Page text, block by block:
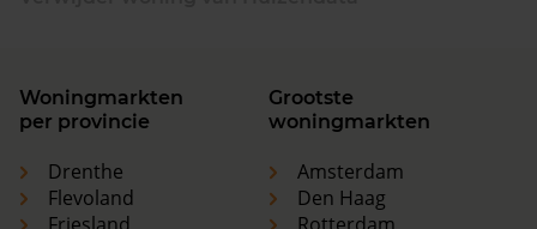
Woningmarkten
per provincie
Drenthe
Flevoland
Grootste
woningmarkten
Amsterdam
Den Haag